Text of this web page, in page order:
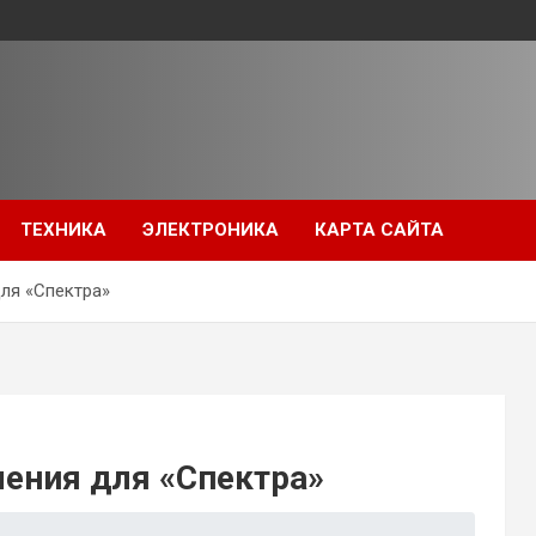
ТЕХНИКА ЭЛЕКТРОНИКА КАРТА САЙТА
«Спектра»
для «Спектра»